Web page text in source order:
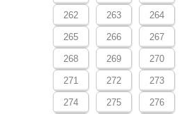
262 263 264
265 266 267
268 269 270
271 272 273
274 275 276